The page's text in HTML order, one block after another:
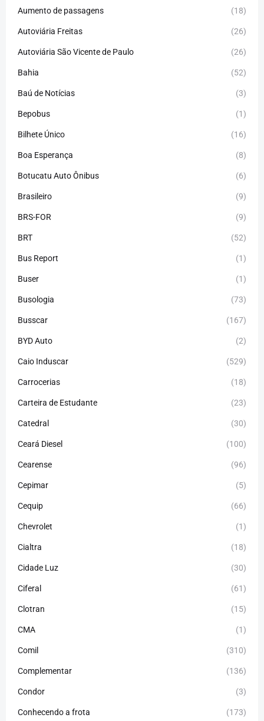
Aumento de passagens (18)
Autoviária Freitas (26)
Autoviária São Vicente de Paulo (26)
Bahia (52)
Baú de Notícias (3)
Bepobus (1)
Bilhete Único (16)
Boa Esperança (8)
Botucatu Auto Ônibus (6)
Brasileiro (9)
BRS-FOR (9)
BRT (52)
Bus Report (1)
Buser (1)
Busologia (73)
Busscar (167)
BYD Auto (2)
Caio Induscar (529)
Carrocerias (18)
Carteira de Estudante (23)
Catedral (30)
Ceará Diesel (100)
Cearense (96)
Cepimar (5)
Cequip (66)
Chevrolet (1)
Cialtra (18)
Cidade Luz (30)
Ciferal (61)
Clotran (15)
CMA (1)
Comil (310)
Complementar (136)
Condor (3)
Conhecendo a frota (173)